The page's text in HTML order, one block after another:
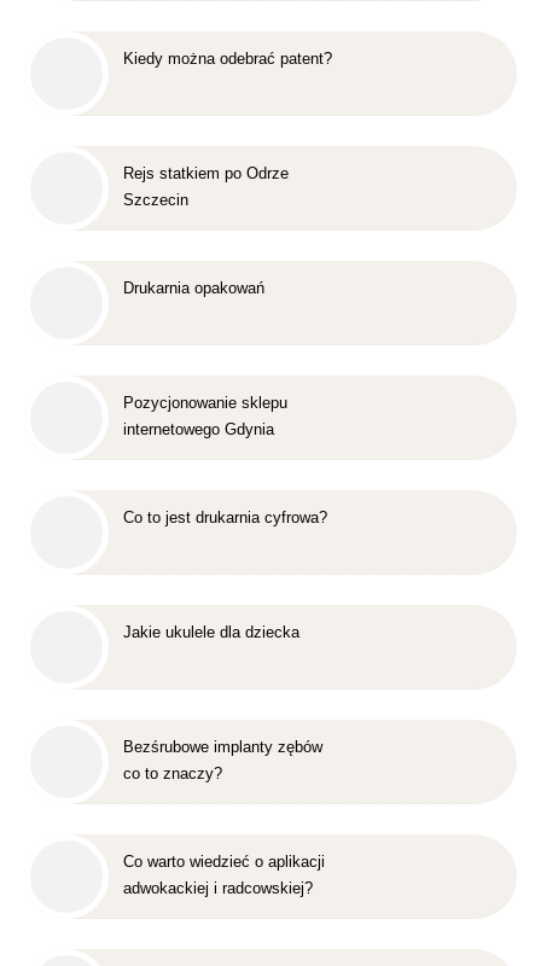
Kiedy można odebrać patent?
Rejs statkiem po Odrze
Szczecin
Drukarnia opakowań
Pozycjonowanie sklepu
internetowego Gdynia
Co to jest drukarnia cyfrowa?
Jakie ukulele dla dziecka
Bezśrubowe implanty zębów
co to znaczy?
Co warto wiedzieć o aplikacji
adwokackiej i radcowskiej?